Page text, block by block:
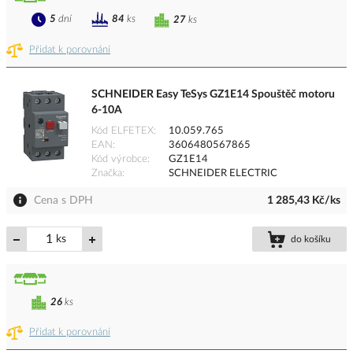
Přidat k porovnání
27 ks
5 dní 84 ks
SCHNEIDER Easy TeSys GZ1E14 Spouštěč motoru
6-10A
Kód ELFETEX
10.059.765
EAN
3606480567865
Kód výrobce
GZ1E14
Značka
SCHNEIDER ELECTRIC
Cena s DPH 1 285,43 Kč/ks
ks do košíku
Přidat k porovnání
26 ks